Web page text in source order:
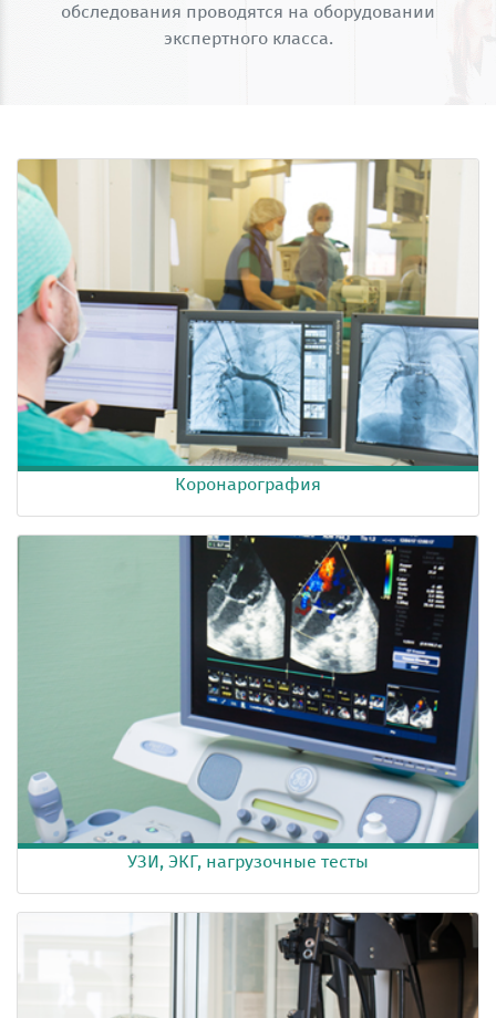
обследования проводятся на оборудовании
экспертного класса.
Коронарография
УЗИ, ЭКГ, нагрузочные тесты